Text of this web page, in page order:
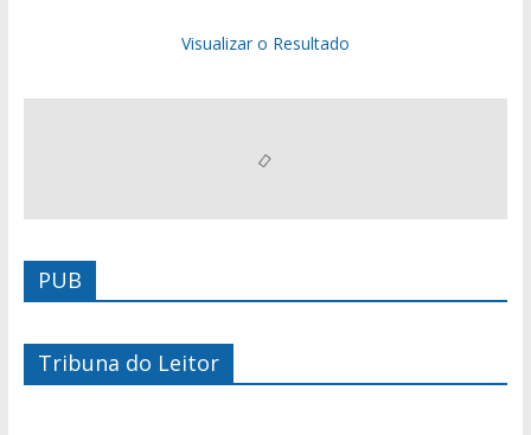
Visualizar o Resultado
PUB
Tribuna do Leitor